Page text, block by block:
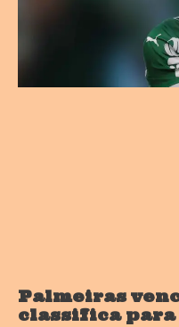
Palmeiras
classifica para